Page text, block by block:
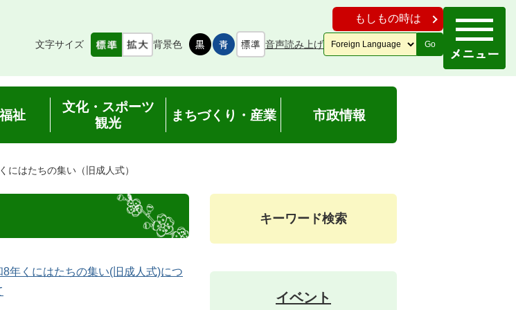
もしもの時は
文字サイズ 背景色 音声読み上げ Go
祉
文化・スポーツ
観光
まちづくり・産業 市政情報
くにはたちの集い（旧成人式）
8年くにはたちの集い(旧成人式)につ
キーワード検索
イベント